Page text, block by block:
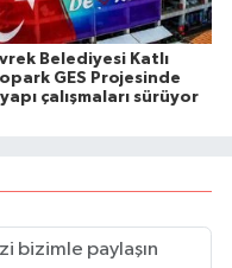
Belediyesi Katlı
GES Projesinde
çalışmaları sürüyor